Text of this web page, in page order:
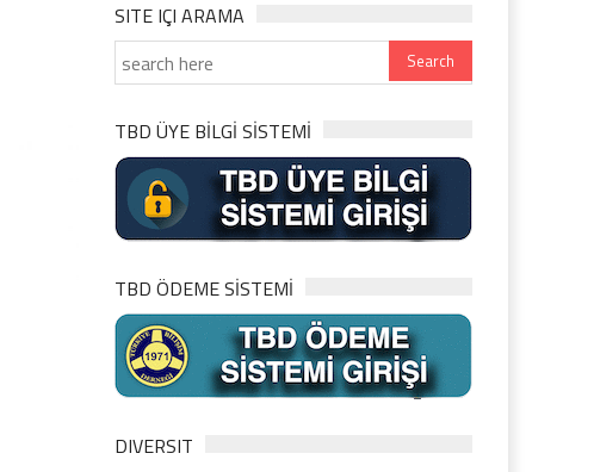
SITE IÇI ARAMA
TBD ÜYE BİLGİ SİSTEMİ
TBD ÖDEME SİSTEMİ
DIVERSIT